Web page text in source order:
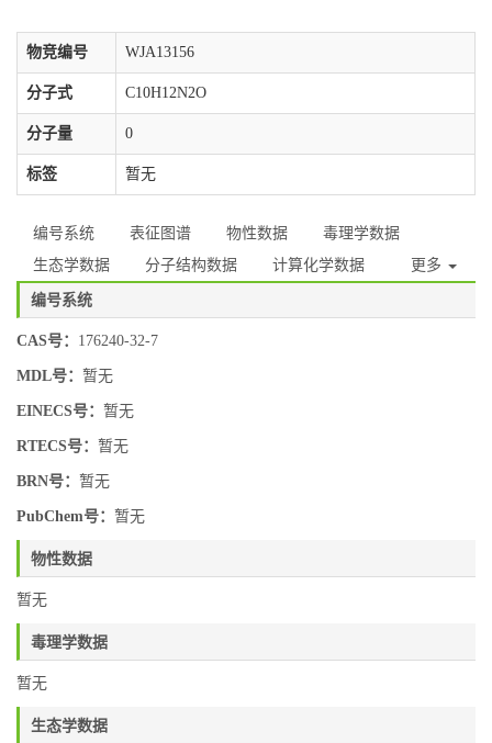
物竞编号 WJA13156
分子式 C10H12N2O
分子量 0
标签 暂无
编号系统 表征图谱 物性数据
毒理学数据
生态学数据
分子结构数据 计算化学数据 更多
编号系统
CAS号： 176240-32-7
MDL号： 暂无
EINECS号： 暂无
RTECS号： 暂无
BRN号： 暂无
PubChem号： 暂无
物性数据
暂无
毒理学数据
暂无
生态学数据